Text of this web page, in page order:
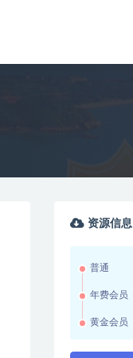
资源信息
普通
年费会员
黄金会员